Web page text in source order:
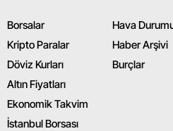
Borsalar
Kripto Paralar
Döviz Kurları
Altın Fiyatları
Ekonomik Takvim
İstanbul Borsası
Hava
Haber Arşivi
Burçlar